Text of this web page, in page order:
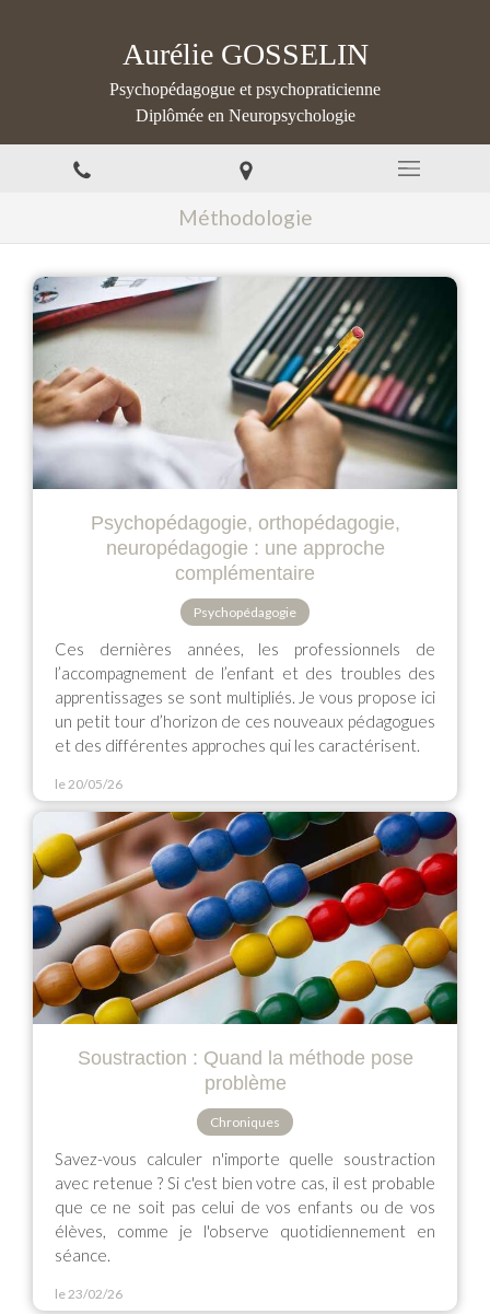
Aurélie GOSSELIN
Psychopédagogue et psychopraticienne
Diplômée en Neuropsychologie
Méthodologie
Psychopédagogie, orthopédagogie,
neuropédagogie : une approche
complémentaire
Psychopédagogie
Ces dernières années, les professionnels de
l’accompagnement de l’enfant et des troubles des
apprentissages se sont multipliés. Je vous propose ici
un petit tour d’horizon de ces nouveaux pédagogues
et des différentes approches qui les caractérisent.
le 20/05/26
Soustraction : Quand la méthode pose
problème
Chroniques
Savez-vous calculer n'importe quelle soustraction
avec retenue ? Si c'est bien votre cas, il est probable
que ce ne soit pas celui de vos enfants ou de vos
élèves, comme je l'observe quotidiennement en
séance.
le 23/02/26